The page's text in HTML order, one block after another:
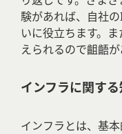
験があれば、自社
いに役立ちます。
えられるので齟齬が
インフラに関す
インフラとは、基